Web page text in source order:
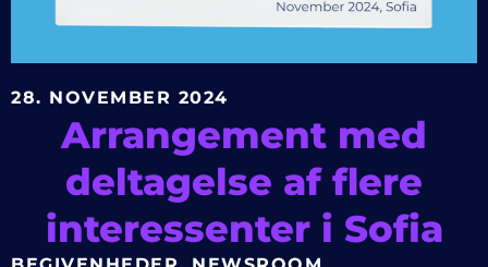
28. NOVEMBER 2024
Arrangement med
deltagelse af flere
interessenter i Sofia